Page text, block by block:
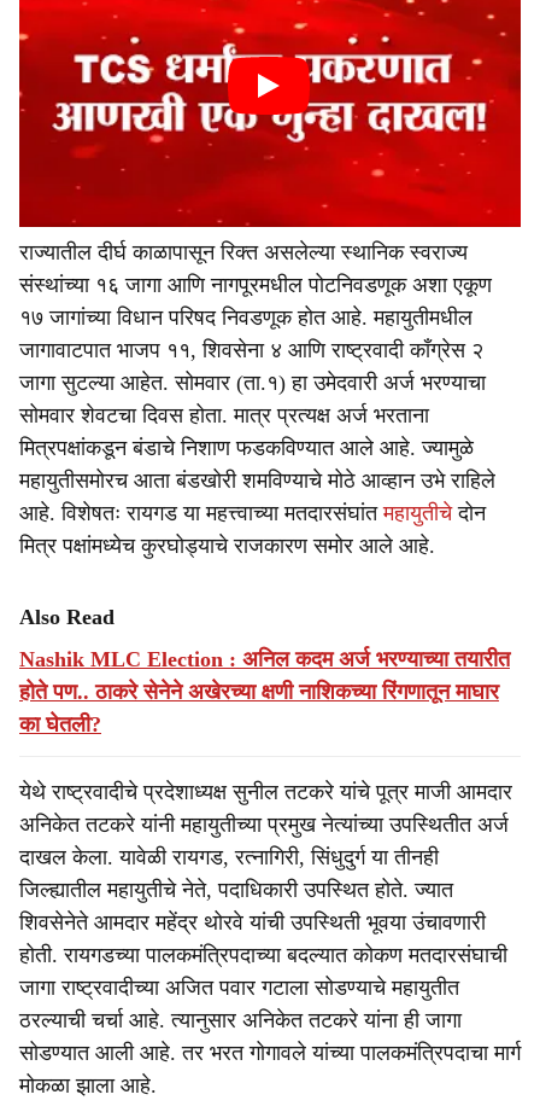
राज्यातील दीर्घ काळापासून रिक्त असलेल्या स्थानिक स्वराज्य
संस्थांच्या १६ जागा आणि नागपूरमधील पोटनिवडणूक अशा एकूण
१७ जागांच्या विधान परिषद निवडणूक होत आहे. महायुतीमधील
जागावाटपात भाजप ११, शिवसेना ४ आणि राष्ट्रवादी काँग्रेस २
जागा सुटल्या आहेत. सोमवार (ता.१) हा उमेदवारी अर्ज भरण्याचा
सोमवार शेवटचा दिवस होता. मात्र प्रत्यक्ष अर्ज भरताना
मित्रपक्षांकडून बंडाचे निशाण फडकविण्यात आले आहे. ज्यामुळे
महायुतीसमोरच आता बंडखोरी शमविण्याचे मोठे आव्हान उभे राहिले
आहे. विशेषतः रायगड या महत्त्वाच्या मतदारसंघांतमहायुतीचेदोन
मित्र पक्षांमध्येच कुरघोड्याचे राजकारण समोर आले आहे.
Also Read
Nashik MLC Election : अनिल कदम अर्ज भरण्याच्या तयारीत
होते पण.. ठाकरे सेनेने अखेरच्या क्षणी नाशिकच्या रिंगणातून माघार
का घेतली?
येथे राष्ट्रवादीचे प्रदेशाध्यक्ष सुनील तटकरे यांचे पूत्र माजी आमदार
अनिकेत तटकरे यांनी महायुतीच्या प्रमुख नेत्यांच्या उपस्थितीत अर्ज
दाखल केला. यावेळी रायगड, रत्नागिरी, सिंधुदुर्ग या तीनही
जिल्ह्यातील महायुतीचे नेते, पदाधिकारी उपस्थित होते. ज्यात
शिवसेनेते आमदार महेंद्र थोरवे यांची उपस्थिती भूवया उंचावणारी
होती. रायगडच्या पालकमंत्रिपदाच्या बदल्यात कोकण मतदारसंघाची
जागा राष्ट्रवादीच्या अजित पवार गटाला सोडण्याचे महायुतीत
ठरल्याची चर्चा आहे. त्यानुसार अनिकेत तटकरे यांना ही जागा
सोडण्यात आली आहे. तर भरत गोगावले यांच्या पालकमंत्रिपदाचा मार्ग
मोकळा झाला आहे.